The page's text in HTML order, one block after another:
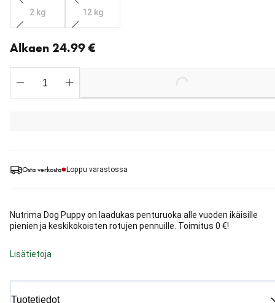
Osta verkosta Loppu varastossa
Nutrima Dog Puppy on laadukas penturuoka alle vuoden ikäisille
pienien ja keskikokoisten rotujen pennuille. Toimitus 0 €!
Lisätietoja
Tuotetiedot
2 kg
12 kg
Alkaen 24.99 €
Loading...